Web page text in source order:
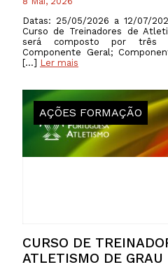
Datas: 25/05/2026 a 12/07/
Curso de Treinadores de
será composto por três
Componente Geral;
[…] Ler mais
CURSO DE
ATLETISMO DE
AÇÕES FORMAÇÃO